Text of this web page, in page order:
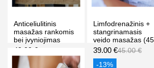
Anticeliulitinis
masažas rankomis
bei įvyniojimas
purvo kauke 1val,
"OLD TOWN SPA"
masažo ir grožio
49.00 €
-42%
Limfodrenažinis +
stangrinamasis
veido masažas (45
min), "OLD TOWN
grožio klinikoje
39.00 €45.00 €
-13%